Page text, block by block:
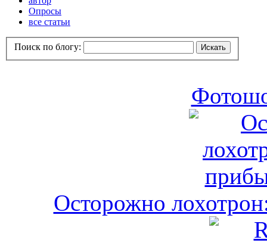
Опросы
все статьи
Поиск по блогу:
Осторожно